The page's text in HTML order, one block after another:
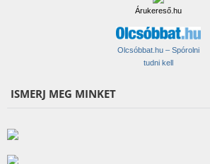
Árukereső.hu
Olcsóbbat.hu – Spórolni
tudni kell
ISMERJ MEG MINKET